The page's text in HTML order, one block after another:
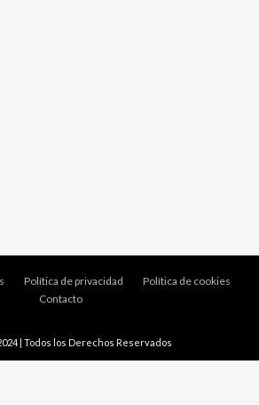
Política de privacidad
Política de cookies
Contacto
| Todos los Derechos Reservados